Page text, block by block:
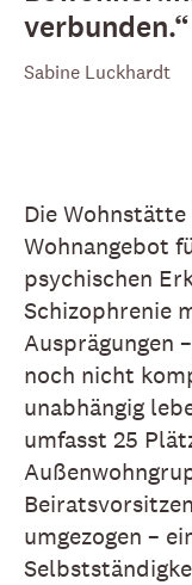
verbunden.“
Sabine Luckhardt
Die
Wohnangebot
psychischen
Schizophrenie
Ausprägungen
noch nicht
unabhängig
umfasst 25
umgezogen –